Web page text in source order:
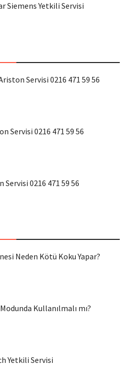
Siemens Yetkili Servisi
Servisi 0216 471 59 56
Servisi 0216 471 59 56
Servisi 0216 471 59 56
Neden Kötü Koku Yapar?
Kullanılmalı mı?
Yetkili Servisi